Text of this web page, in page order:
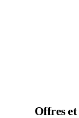
Offres et